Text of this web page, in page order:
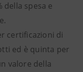
della spesa e
certificazioni di
ed è quinta per
valore della